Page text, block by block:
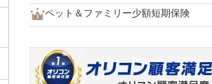
ペット＆ファミリー少額短期保険